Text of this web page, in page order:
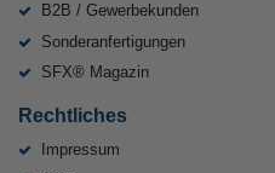
B2B / Gewerbekunden
Sonderanfertigungen
SFX® Magazin
Rechtliches
Impressum